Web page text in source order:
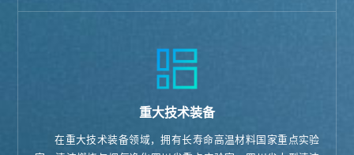
重大技术装备
在重大技术装备领域，拥有长寿命高温材料国家重点实验